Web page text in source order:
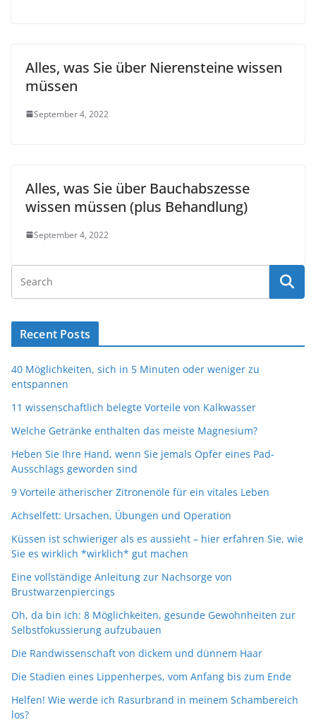
Alles, was Sie über Nierensteine ​​wissen
müssen
September 4, 2022
Alles, was Sie über Bauchabszesse
wissen müssen (plus Behandlung)
September 4, 2022
Recent Posts
40 Möglichkeiten, sich in 5 Minuten oder weniger zu
entspannen
11 wissenschaftlich belegte Vorteile von Kalkwasser
Welche Getränke enthalten das meiste Magnesium?
Heben Sie Ihre Hand, wenn Sie jemals Opfer eines Pad-
Ausschlags geworden sind
9 Vorteile ätherischer Zitronenöle für ein vitales Leben
Achselfett: Ursachen, Übungen und Operation
Küssen ist schwieriger als es aussieht – hier erfahren Sie, wie
Sie es wirklich *wirklich* gut machen
Eine vollständige Anleitung zur Nachsorge von
Brustwarzenpiercings
Oh, da bin ich: 8 Möglichkeiten, gesunde Gewohnheiten zur
Selbstfokussierung aufzubauen
Die Randwissenschaft von dickem und dünnem Haar
Die Stadien eines Lippenherpes, vom Anfang bis zum Ende
Helfen! Wie werde ich Rasurbrand in meinem Schambereich
los?